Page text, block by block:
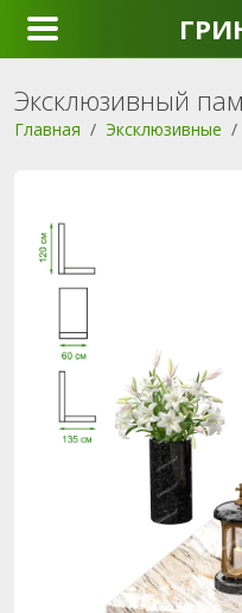
Эксклюзивный
Главная Эксклюзивные